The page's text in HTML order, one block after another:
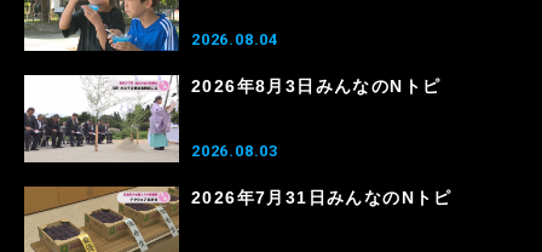
2026.08.04
2026年8月3日みんなのNトピ
2026.08.03
2026年7月31日みんなのNトピ